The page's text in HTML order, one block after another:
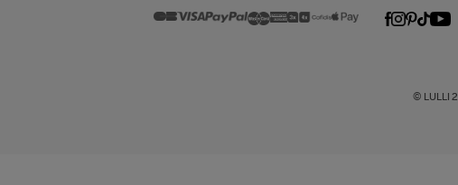
© LULLI